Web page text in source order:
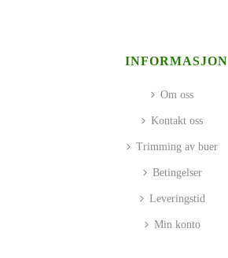
INFORMASJON
Om oss
Kontakt oss
Trimming av buer
Betingelser
Leveringstid
Min konto